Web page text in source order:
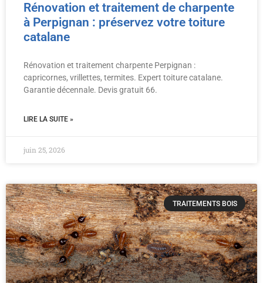
Rénovation et traitement de charpente
à Perpignan : préservez votre toiture
catalane
Rénovation et traitement charpente Perpignan :
capricornes, vrillettes, termites. Expert toiture catalane.
Garantie décennale. Devis gratuit 66.
LIRE LA SUITE »
juin 25, 2026
TRAITEMENTS BOIS